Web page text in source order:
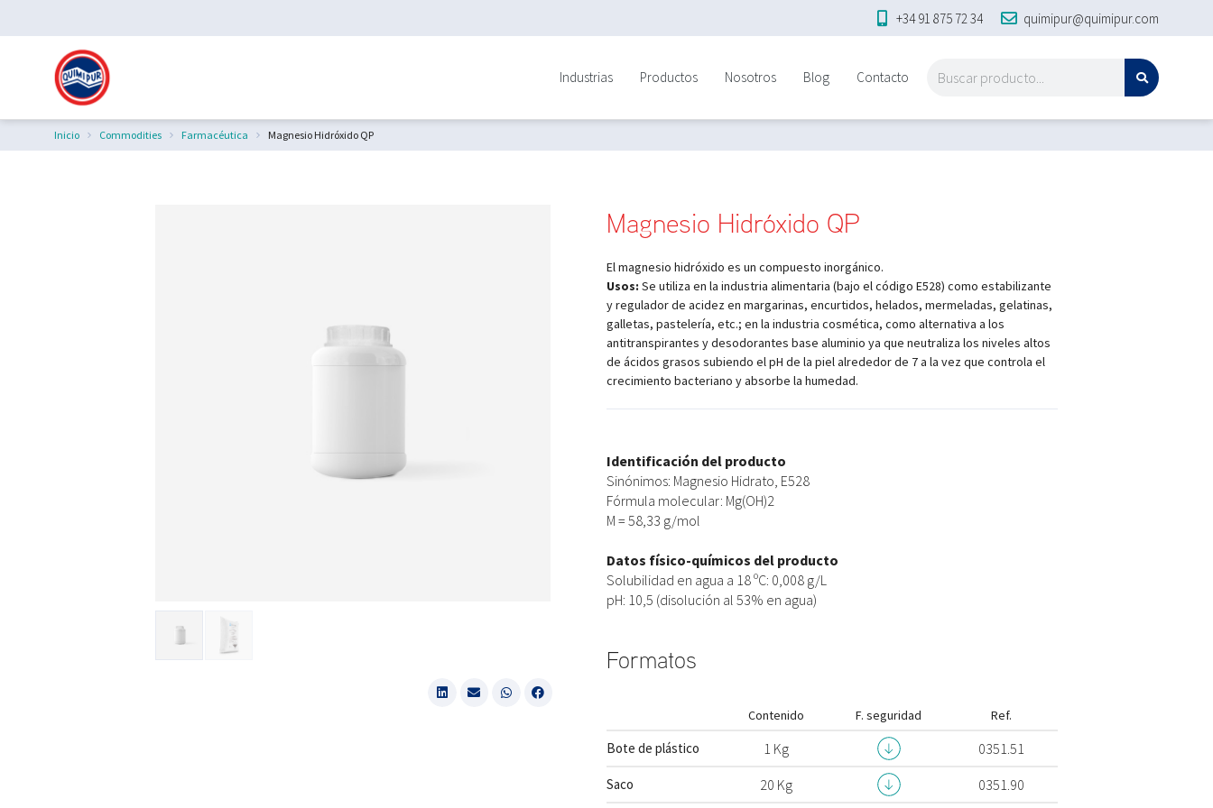
+34 91 875 72 34 quimipur@quimipur.com
Industrias Productos Nosotros Blog Contacto
Estás aquí:
Inicio Commodities Farmacéutica Magnesio Hidróxido QP
Magnesio Hidróxido QP
El magnesio hidróxido es un compuesto inorgánico.
Usos: Se utiliza en la industria alimentaria (bajo el código E528) como estabilizante
y regulador de acidez en margarinas, encurtidos, helados, mermeladas, gelatinas,
galletas, pastelería, etc.; en la industria cosmética, como alternativa a los
antitranspirantes y desodorantes base aluminio ya que neutraliza los niveles altos
de ácidos grasos subiendo el pH de la piel alrededor de 7 a la vez que controla el
crecimiento bacteriano y absorbe la humedad.
Identificación del producto
Sinónimos: Magnesio Hidrato, E528
Fórmula molecular: Mg(OH)2
M = 58,33 g/mol
Datos físico-químicos del producto
Solubilidad en agua a 18 ºC: 0,008 g/L
pH: 10,5 (disolución al 53% en agua)
Formatos
Contenido F. seguridad Ref.
Bote de plástico 1 Kg 0351.51
Saco 20 Kg 0351.90